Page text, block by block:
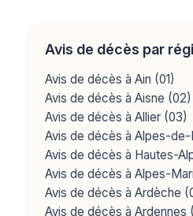
Avis de décès par
Avis de décès à Ain (01)
Avis de décès à Aisne (02)
Avis de décès à Allier (03)
Avis de décès à Alpes-
Avis de décès à Hautes-
Avis de décès à Alpes-
Avis de décès à Ardèche
Avis de décès à Ardennes